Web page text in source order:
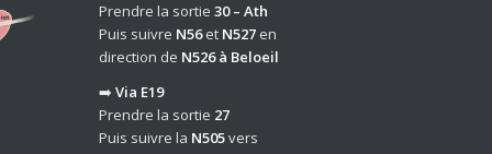
Prendre la sortie30 – Ath
Puis suivre N56et N527 en
direction de N526 à Beloeil
➡️Via E19
Prendre la sortie 27
Puis suivre la N505vers